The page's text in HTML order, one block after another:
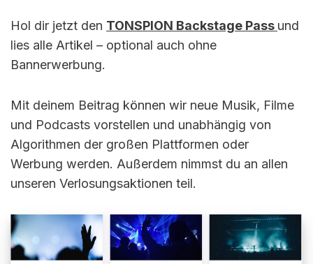
Hol dir jetzt den TONSPION Backstage Pass und
lies alle Artikel – optional auch ohne
Bannerwerbung.
Mit deinem Beitrag können wir neue Musik, Filme
und Podcasts vorstellen und unabhängig von
Algorithmen der großen Plattformen oder
Werbung werden. Außerdem nimmst du an allen
unseren Verlosungsaktionen teil.